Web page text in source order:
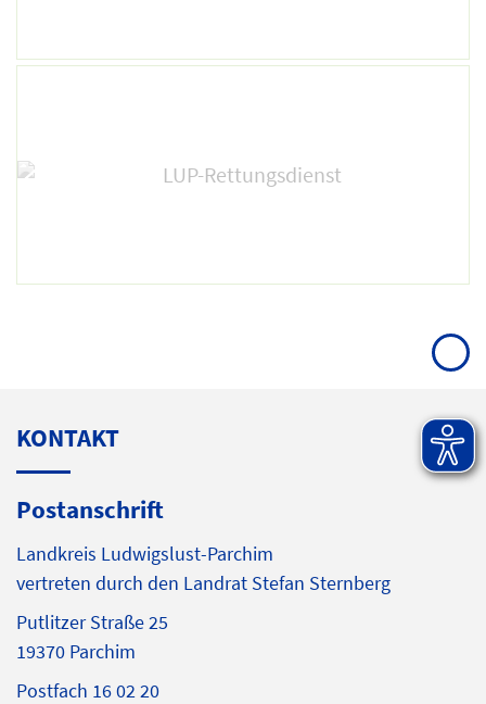
KONTAKT
Postanschrift
Landkreis Ludwigslust-Parchim
vertreten durch den Landrat Stefan Sternberg
Putlitzer Straße 25
19370 Parchim
Postfach 16 02 20